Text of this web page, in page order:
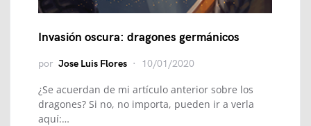
Invasión oscura: dragones germánicos
por Jose Luis Flores 10/01/2020
¿Se acuerdan de mi artículo anterior sobre los
dragones? Si no, no importa, pueden ir a verla
aquí:…